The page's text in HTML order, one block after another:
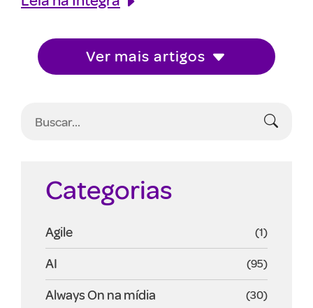
Ver mais artigos
Categorias
Agile (1)
AI (95)
Always On na mídia (30)